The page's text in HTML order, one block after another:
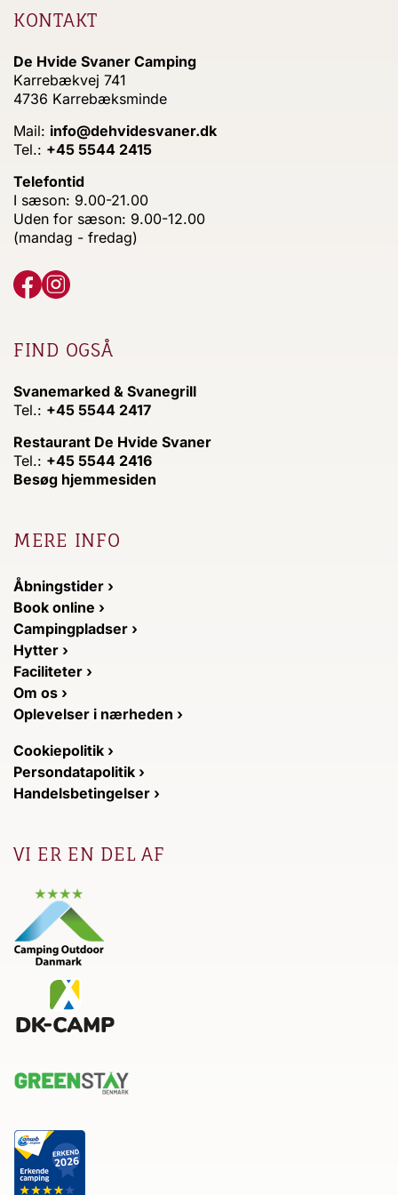
KONTAKT
De Hvide Svaner Camping
Karrebækvej 741
4736 Karrebæksminde
Mail: info@dehvidesvaner.dk
Tel.: +45 5544 2415
Telefontid
I sæson: 9.00-21.00
Uden for sæson: 9.00-12.00
(mandag - fredag)
FIND OGSÅ
Svanemarked & Svanegrill
Tel.: +45 5544 2417
Restaurant De Hvide Svaner
Tel.: +45 5544 2416
Besøg hjemmesiden
MERE INFO
Åbningstider ›
Book online ›
Campingpladser ›
Hytter ›
Faciliteter ›
Om os ›
Oplevelser i nærheden ›
Cookiepolitik ›
Persondatapolitik ›
Handelsbetingelser ›
VI ER EN DEL AF